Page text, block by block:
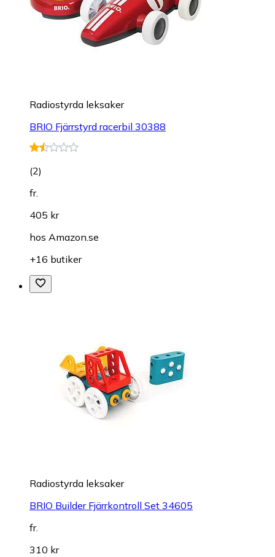
Radiostyrda leksaker
BRIO Fjärrstyrd racerbil 30388
(2)
fr.
405 kr
hos Amazon.se
+16 butiker
Radiostyrda leksaker
BRIO Builder Fjärrkontroll Set 34605
fr.
310 kr